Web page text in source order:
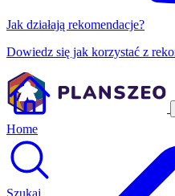
Jak działają rekomendacje?
Dowiedz się jak korzystać z
Home
Szukaj